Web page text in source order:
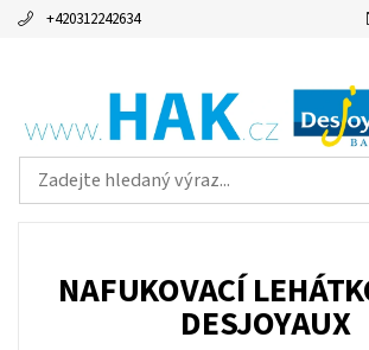
+420312242634
NAFUKOVACÍ
DESJOYAUX